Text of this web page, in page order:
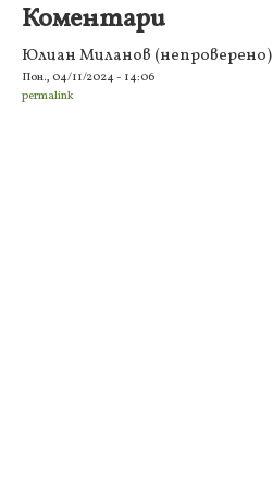
Коментари
Юлиан Миланов (непроверено)
Пон., 04/11/2024 - 14:06
permalink